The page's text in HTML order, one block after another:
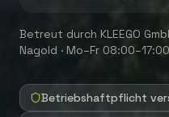
Betreut durch KLEEGO
Nagold · Mo–Fr 08:00–17:00
Betriebshaftpflicht